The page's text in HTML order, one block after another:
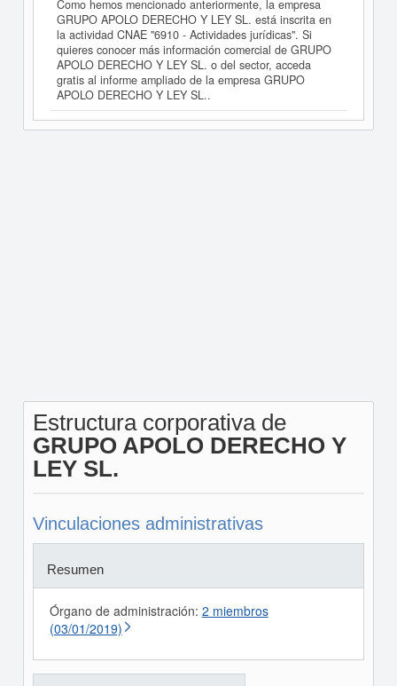
Como hemos mencionado anteriormente, la empresa
GRUPO APOLO DERECHO Y LEY SL. está inscrita en
la actividad CNAE "6910 - Actividades jurídicas". Si
quieres conocer más información comercial de GRUPO
APOLO DERECHO Y LEY SL. o del sector, acceda
gratis al informe ampliado de la empresa GRUPO
APOLO DERECHO Y LEY SL..
Estructura corporativa de
GRUPO APOLO DERECHO Y
LEY SL.
Vinculaciones administrativas
Resumen
Órgano de administración: 2 miembros
(03/01/2019)